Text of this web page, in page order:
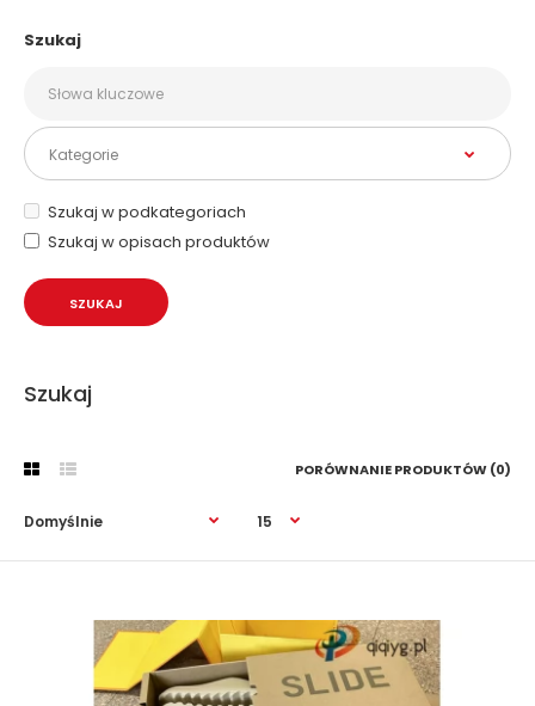
Szukaj
Szukaj w podkategoriach
Szukaj w opisach produktów
Szukaj
PORÓWNANIE PRODUKTÓW (0)